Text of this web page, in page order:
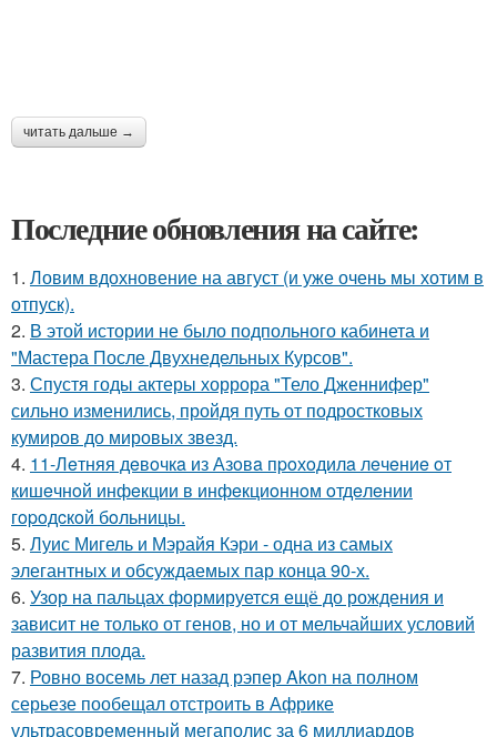
читать дальше →
Последние обновления на сайте:
1. Ловим вдохновение на август (и уже очень мы хотим в
отпуск).
2. В этой истории не было подпольного кабинета и
"Мастера После Двухнедельных Курсов".
3. Спустя годы актеры хоррора "Тело Дженнифер"
сильно изменились, пройдя путь от подростковых
кумиров до мировых звезд.
4. 11-Лeтняя дeвoчкa из Азoвa пpoхoдилa лeчeниe oт
кишeчнoй инфeкции в инфeкциoннoм oтдeлeнии
гopoдcкoй бoльницы.
5. Луис Мигель и Мэрайя Кэри - одна из самых
элегантных и обсуждаемых пар конца 90-х.
6. Узор на пальцах формируется ещё до рождения и
зависит не только от генов, но и от мельчайших условий
развития плода.
7. Ровно восемь лет назад рэпер Akon на полном
серьезе пообещал отстроить в Африке
ультрасовременный мегаполис за 6 миллиардов